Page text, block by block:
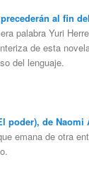
al fin
palabra Yuri
de esta
del lenguaje.
poder), de Naomi
emana de otra